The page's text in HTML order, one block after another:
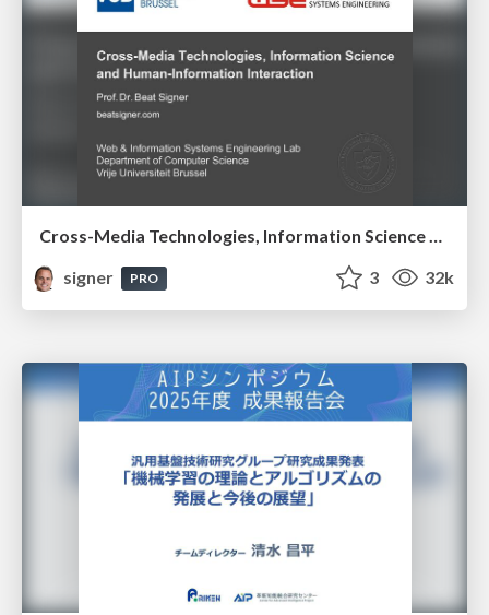
Cross-Media Technologies, Information Science and Human-Information Interaction
signer
PRO 3 32k